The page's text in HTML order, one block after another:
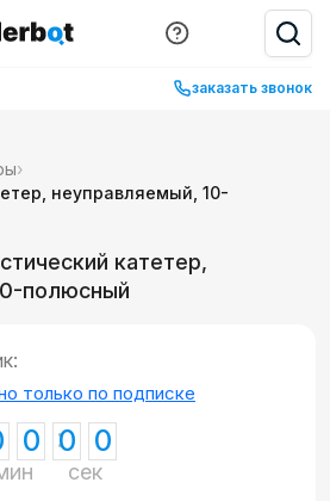
заказать звонок
›
неуправляемый, 10-
катетер,
полюсный
только по подписке
0 0 0
сек